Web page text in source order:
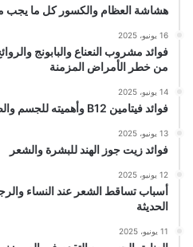
هشاشة العظام والكسور كل ما يجب
16 يونيو، 2025
فوائد مشروب النعناع والبابونج
من خطر الأمراض المزمنة
14 يونيو، 2025
فوائد فيتامين B12 وأهميته للجسم والصحة العامة
13 يونيو، 2025
فوائد زيت جوز الهند للبشرة والشعر
12 يونيو، 2025
أسباب تساقط الشعر عند النساء
الحديثة
11 يونيو، 2025